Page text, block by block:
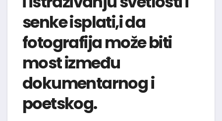
senke isplati,i da
fotografija može biti
most između
dokumentarnog i
poetskog.